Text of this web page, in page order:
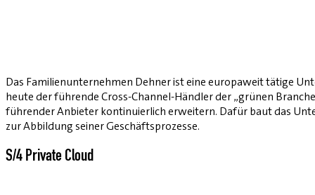
Das Familienunternehmen Dehner ist eine europaweit tätige
heute der führende Cross-Channel-Händler der „grünen
führender Anbieter kontinuierlich erweitern. Dafür baut das
zur Abbildung seiner Geschäftsprozesse.
S/4 Private Cloud